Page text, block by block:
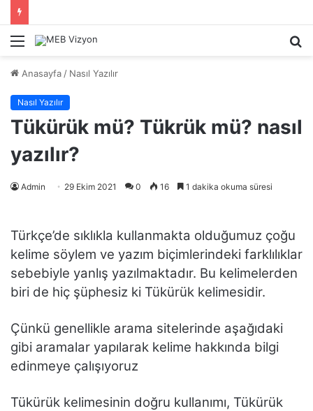
Menü
Anasayfa / Nasıl Yazılır
Nasıl Yazılır
Tükürük mü? Tükrük mü? nasıl
yazılır?
Admin 29 Ekim 2021 0 16 1 dakika okuma süresi
Türkçe’de sıklıkla kullanmakta olduğumuz çoğu
kelime söylem ve yazım biçimlerindeki farklılıklar
sebebiyle yanlış yazılmaktadır. Bu kelimelerden
biri de hiç şüphesiz ki Tükürük kelimesidir.
Çünkü genellikle arama sitelerinde aşağıdaki
gibi aramalar yapılarak kelime hakkında bilgi
edinmeye çalışıyoruz
Tükürük kelimesinin doğru kullanımı, Tükürük